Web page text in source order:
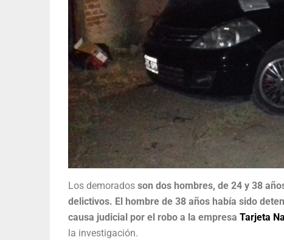
Los demorados son dos hombres, de 24 y 38
delictivos. El hombre de 38 años había sido
causa judicial por el robo a la empresa Tarjeta
la investigación.